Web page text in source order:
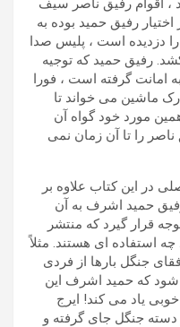
، اقوام رفیق ناصر سیف
رفیق حمید بوده به
دزدیده است ، پلیس صدا
رفیق حمید که توجیه
امانت گرفته است ، فورا
ماشین می خواند تا
مورد خود گواه آن
را تا آن زمان نمی
در این کتاب علاوه بر
حمید اشرف به آن
قرار گیرد که منتشر
استفاده ای هستند. مثلاً
جنگل بارها از فردی
شود که حمید اشرف این
خوبی یاد می کند! ایرج
جنگل جای گرفته و